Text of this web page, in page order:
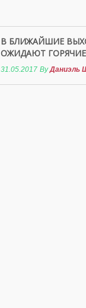
В БЛИЖАЙШИЕ
ОЖИДАЮТ
31.05.2017 ByДаниэль